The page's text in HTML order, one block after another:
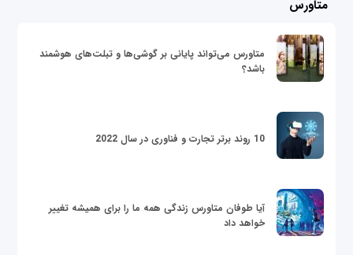
متاورس
متاورس می‌تواند پایانی بر گوشی‌ها و تبلت‌های هوشمند
باشد؟
10 روند برتر تجارت و فناوری در سال 2022
آیا طوفان متاورس زندگی همه ما را برای همیشه تغییر
خواهد داد